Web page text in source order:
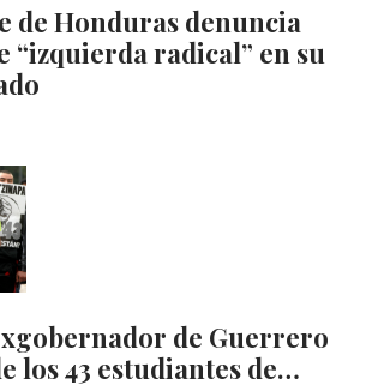
de Honduras denuncia
“izquierda radical” en su
de Guerrero
los 43 estudiantes de…